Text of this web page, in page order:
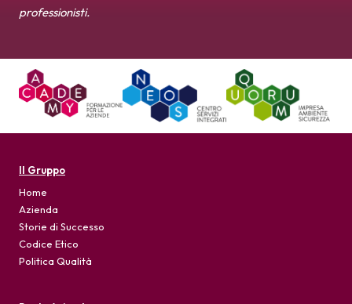
professionisti.
Il Gruppo
Home
Azienda
Storie di Successo
Codice Etico
Politica Qualità